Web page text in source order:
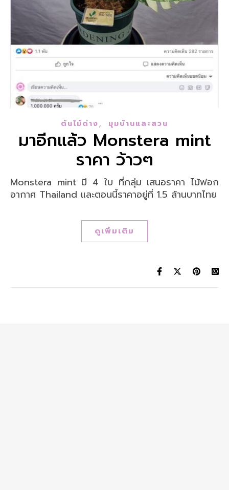
ต้นไม้ด่าง, มุมบ้านและสวน
มาอีกแล้ว Monstera mint
ราคา ว้าวๆ
Monstera mint มี 4 ใบ ที่กลุ่ม เสนอราคา ไม้ฟอก
อากาศ Thailand และตอนนี้ราคาอยู่ที่ 1.5 ล้านบาทไทย
ดูเพิ่มเติม